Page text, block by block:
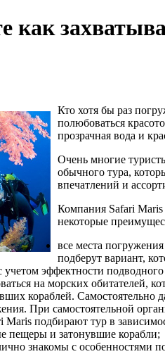
как
Кто хотя бы раз
полюбоваться
прозрачная вода и
Очень многие
обычного тура,
впечатлений и
Компания Safari
некоторые
все места
подберут вариант,
эффектности
на морских обитателей,
кораблей. Самостоятельно
При самостоятельной
Maris подбирают тур в
пещеры и затонувшие корабли;
знакомы с особенностями